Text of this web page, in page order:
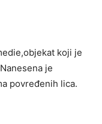
koji je
je
povređenih lica.